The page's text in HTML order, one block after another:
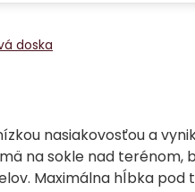
doska
nasiakovosťou a
na sokle nad
Maximálna hĺbka pod